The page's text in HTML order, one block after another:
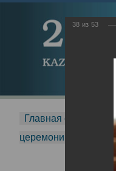
Главная страница -
церемонии
38 из 53